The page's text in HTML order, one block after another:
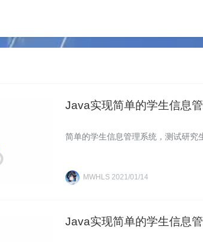
Java实现简单的学生信息
简单的学生信息管理系统，测试研究
MWHLS 2021/01/14
Java实现简单的学生信息